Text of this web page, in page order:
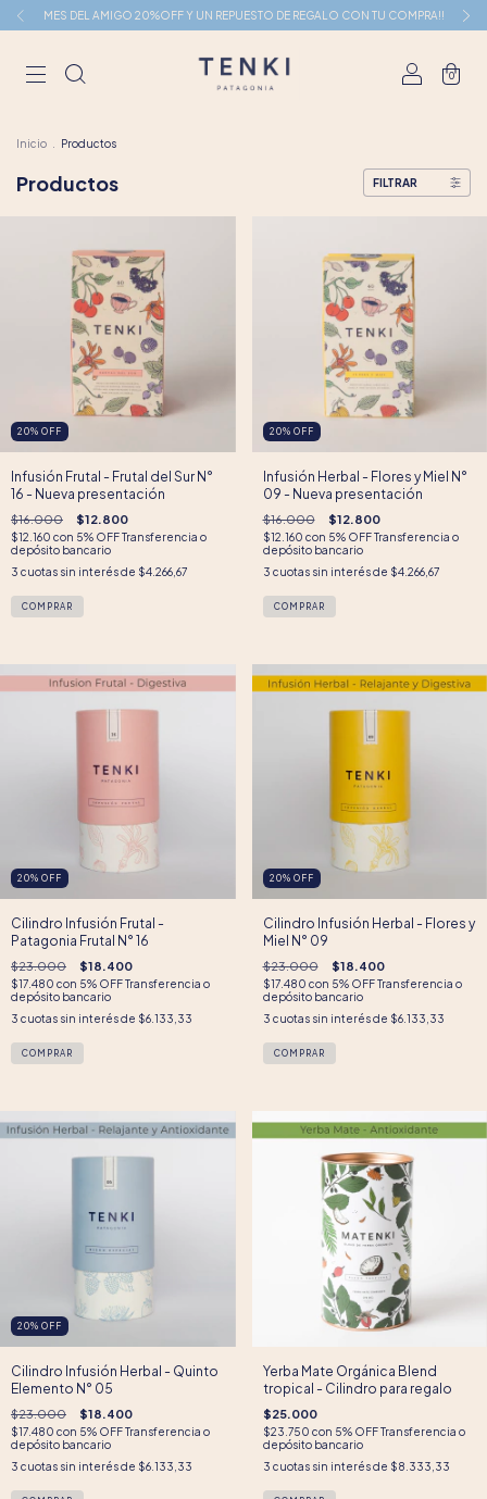
MES DEL AMIGO 20%OFF Y UN REPUESTO DE REGALO CON TU COMPRA!!
0
Inicio Productos
Productos FILTRAR
20% OFF
Infusión Frutal - Frutal del Sur N°
16 - Nueva presentación
$16.000 $12.800
$12.160 con 5% OFF Transferencia o
depósito bancario
3 cuotas sin interés de $4.266,67
20% OFF
Infusión Herbal - Flores y Miel N°
09 - Nueva presentación
$16.000 $12.800
$12.160 con 5% OFF Transferencia o
depósito bancario
3 cuotas sin interés de $4.266,67
20% OFF
Cilindro Infusión Frutal -
Patagonia Frutal N° 16
$23.000 $18.400
$17.480 con 5% OFF Transferencia o
depósito bancario
3 cuotas sin interés de $6.133,33
20% OFF
Cilindro Infusión Herbal - Flores y
Miel N° 09
$23.000 $18.400
$17.480 con 5% OFF Transferencia o
depósito bancario
3 cuotas sin interés de $6.133,33
20% OFF
Cilindro Infusión Herbal - Quinto
Elemento N° 05
$23.000 $18.400
$17.480 con 5% OFF Transferencia o
depósito bancario
3 cuotas sin interés de $6.133,33
Yerba Mate Orgánica Blend
tropical - Cilindro para regalo
$25.000
$23.750 con 5% OFF Transferencia o
depósito bancario
3 cuotas sin interés de $8.333,33